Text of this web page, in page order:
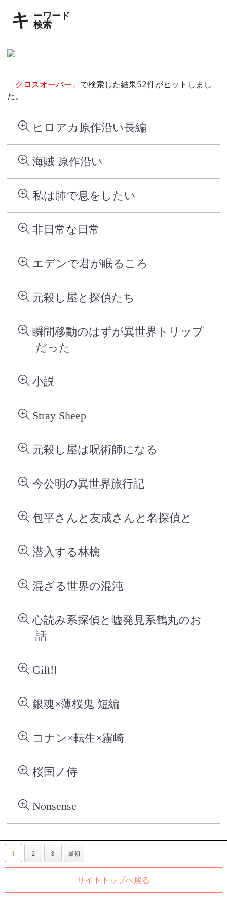
キーワード
検索
「クロスオーバー 」で検索した結果52件がヒットしまし
た。
ヒロアカ原作沿い長編
海賊 原作沿い
私は肺で息をしたい
非日常な日常
エデンで君が眠るころ
元殺し屋と探偵たち
瞬間移動のはずが異世界トリップ
だった
小説
Stray Sheep
元殺し屋は呪術師になる
今公明の異世界旅行記
包平さんと友成さんと名探偵と
潜入する林檎
混ざる世界の混沌
心読み系探偵と嘘発見系鶴丸のお
話
Gift!!
銀魂×薄桜鬼 短編
コナン×転生×霧崎
桜国ノ侍
Nonsense
1 2 3 最初
サイトトップへ戻る